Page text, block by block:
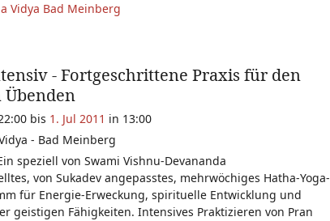
Vidya Bad Meinberg
- Fortgeschrittene Praxis für den
bis 1. Jul 2011 in 13:00
- Bad Meinberg
speziell von Swami Vishnu-Devananda
von Sukadev angepasstes, mehrwöchiges Hatha-Yoga-
für Energie-Erweckung, spirituelle Entwicklung und
geistigen Fähigkeiten. Intensives Praktizieren von Pran